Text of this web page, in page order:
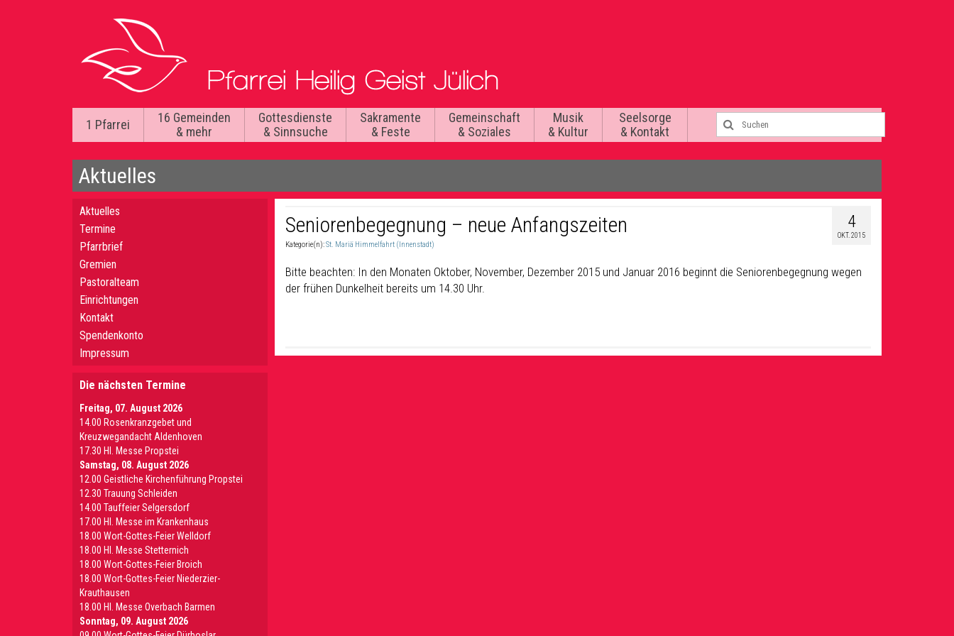
1 Pfarrei
16 Gemeinden
& mehr
Gottesdienste
& Sinnsuche
Sakramente
& Feste
Gemeinschaft
& Soziales
Musik
& Kultur
Seelsorge
& Kontakt
Aktuelles
4
OKT. 2015
Seniorenbegegnung – neue Anfangszeiten
Kategorie(n):St. Mariä Himmelfahrt (Innenstadt)
Bitte beachten: In den Monaten Oktober, November, Dezember 2015 und Januar 2016 beginnt die Seniorenbegegnung wegen
der frühen Dunkelheit bereits um 14.30 Uhr.
Aktuelles
Termine
Pfarrbrief
Gremien
Pastoralteam
Einrichtungen
Kontakt
Spendenkonto
Impressum
Die nächsten Termine
Freitag, 07. August 2026
14.00 Rosenkranzgebet und
Kreuzwegandacht Aldenhoven
17.30 Hl. Messe Propstei
Samstag, 08. August 2026
12.00 Geistliche Kirchenführung Propstei
12.30 Trauung Schleiden
14.00 Tauffeier Selgersdorf
17.00 Hl. Messe im Krankenhaus
18.00 Wort-Gottes-Feier Welldorf
18.00 Hl. Messe Stetternich
18.00 Wort-Gottes-Feier Broich
18.00 Wort-Gottes-Feier Niederzier-
Krauthausen
18.00 Hl. Messe Overbach Barmen
Sonntag, 09. August 2026